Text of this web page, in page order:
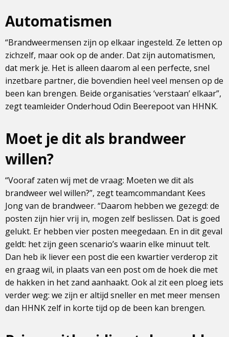
Automatismen
“Brandweermensen zijn op elkaar ingesteld. Ze letten op
zichzelf, maar ook op de ander. Dat zijn automatismen,
dat merk je. Het is alleen daarom al een perfecte, snel
inzetbare partner, die bovendien heel veel mensen op de
been kan brengen. Beide organisaties ‘verstaan’ elkaar”,
zegt teamleider Onderhoud Odin Beerepoot van HHNK.
Moet je dit als brandweer
willen?
“Vooraf zaten wij met de vraag: Moeten we dit als
brandweer wel willen?”, zegt teamcommandant Kees
Jong van de brandweer. “Daarom hebben we gezegd: de
posten zijn hier vrij in, mogen zelf beslissen. Dat is goed
gelukt. Er hebben vier posten meegedaan. En in dit geval
geldt: het zijn geen scenario’s waarin elke minuut telt.
Dan heb ik liever een post die een kwartier verderop zit
en graag wil, in plaats van een post om de hoek die met
de hakken in het zand aanhaakt. Ook al zit een ploeg iets
verder weg: we zijn er altijd sneller en met meer mensen
dan HHNK zelf in korte tijd op de been kan brengen.